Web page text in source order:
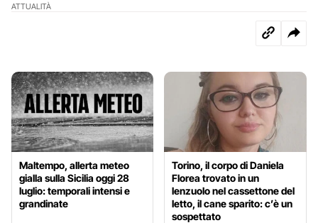
ATTUALITÀ
Maltempo, allerta meteo
gialla sulla Sicilia oggi 28
luglio: temporali intensi e
grandinate
Torino, il corpo di Daniela
Florea trovato in un
lenzuolo nel cassettone del
letto, il cane sparito: c’è un
sospettato